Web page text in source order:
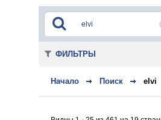
Начало Поиск elvi
ФИЛЬТРЫ